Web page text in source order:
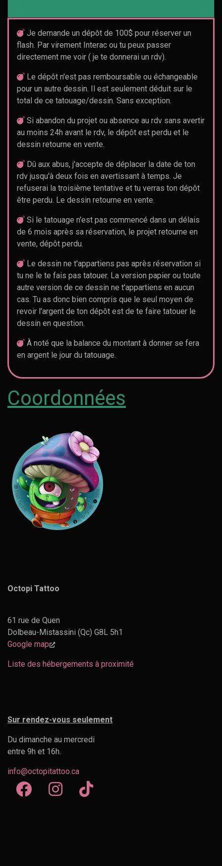
Je demande un dépôt de 100$ pour réserver un
flash. Par virement Interac ou tu peux passer
directement me voir ( je te donnerai un rdv).
Le dépôt n'est pas remboursable ou échangeable
pour un autre dessin. Il est seulement déduit sur le
total de ce tatouage/dessin. Sans exception.
Si abandon du projet ou absence au rdv sans avertir
au moins 24h avant le rdv, le dépôt est perdu et le
dessin retourne en vente.
Dû aux abus, j'accepte de déplacer la date de ton
rdv jusqu'à deux fois en avertissant à temps. Je
refuserai la troisième tentative et tu verras ton dépôt
être perdu. Le dessin retourne en vente.
Si le tatouage n'est pas commencé dans un délais
de 6 mois après sa réservation, le projet retourne en
vente, dépôt perdu.
Le dessin ne t'appartiens pas après réservation si
tu ne le te fais pas tatouer. La version papier ou toute
autre version de ce dessin ne t'appartiens en aucun
cas. Tu as donc bien compris que le seul moyen de
revoir l'argent de ton dépôt est de te faire tatouer le
dessin en question.
À noté que la balance du montant à donner se fera
en argent le jour du tatouage.
Coordonnées
Octopi Tattoo
61 rue de Quen
Dolbeau-Mistassini (Qc) G8L 5h1
Google map
Liste des hébergements à proximité
Sur rendez-vous seulement
Du dimanche au mercredi
entre 9h et 16h.
info@octopitattoo.ca